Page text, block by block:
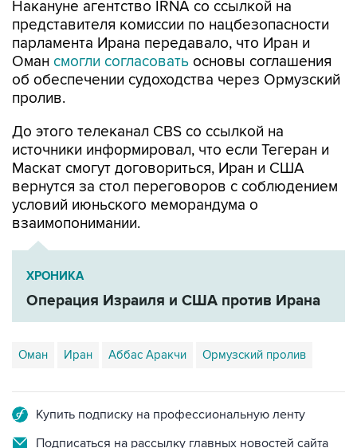
парламента Ирана передавало, что Иран и
Омансмогли согласовать основы соглашения
об обеспечении судоходства через Ормузский
пролив.
До этого телеканал CBS со ссылкой на
Маскат смогут договориться, Иран и США
вернутся за стол переговоров с соблюдением
условий июньского меморандума о
взаимопонимании.
ХРОНИКА
Операция Израиля и США против Ирана
Оман Иран Аббас Аракчи Ормузский пролив
Подписаться на рассылку главных новостей сайта
Получать оперативные новости в официальном